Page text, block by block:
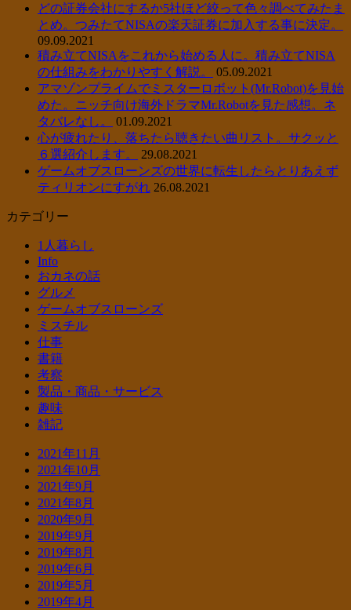
どの証券会社にするか5社ほど絞って色々調べてみたま
とめ。つみたてNISAの楽天証券に加入する事に決定。
09.09.2021
積み立てNISAをこれから始める人に。積み立てNISA
の仕組みをわかりやすく解説。
05.09.2021
アマゾンプライムでミスターロボット(Mr.Robot)を見始
めた。ニッチ向け海外ドラマMr.Robotを見た感想。ネ
タバレなし。
01.09.2021
心が疲れたり、落ちたら聴きたい曲リスト。サクッと
６選紹介します。
29.08.2021
ゲームオブスローンズの世界に転生したらとりあえず
ティリオンにすがれ 26.08.2021
カテゴリー
1人暮らし
Info
おカネの話
グルメ
ゲームオブスローンズ
ミスチル
仕事
書籍
考察
製品・商品・サービス
趣味
雑記
2021年11月
2021年10月
2021年9月
2021年8月
2020年9月
2019年9月
2019年8月
2019年6月
2019年5月
2019年4月